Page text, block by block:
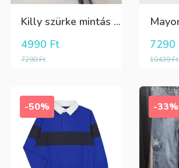
Killy szürke mintás rövidnadrág
7290Ft
4990 Ft
10439Ft
7290
-50% -33%